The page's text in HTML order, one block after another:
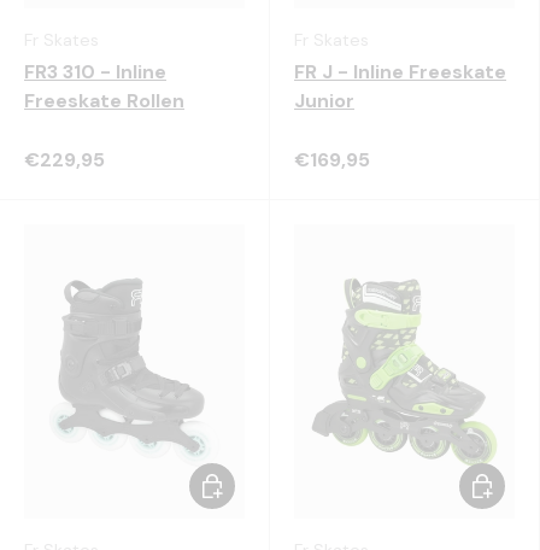
FR3 310 - Inline
Freeskate Rollen
€229,95
FR J - Inline Freeskate
Junior
€169,95
Kies mogelijkheden Kies